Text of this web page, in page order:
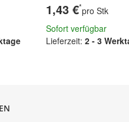
1,43 €*pro Stk
Sofort verfügbar
Lieferzeit: 2 - 3